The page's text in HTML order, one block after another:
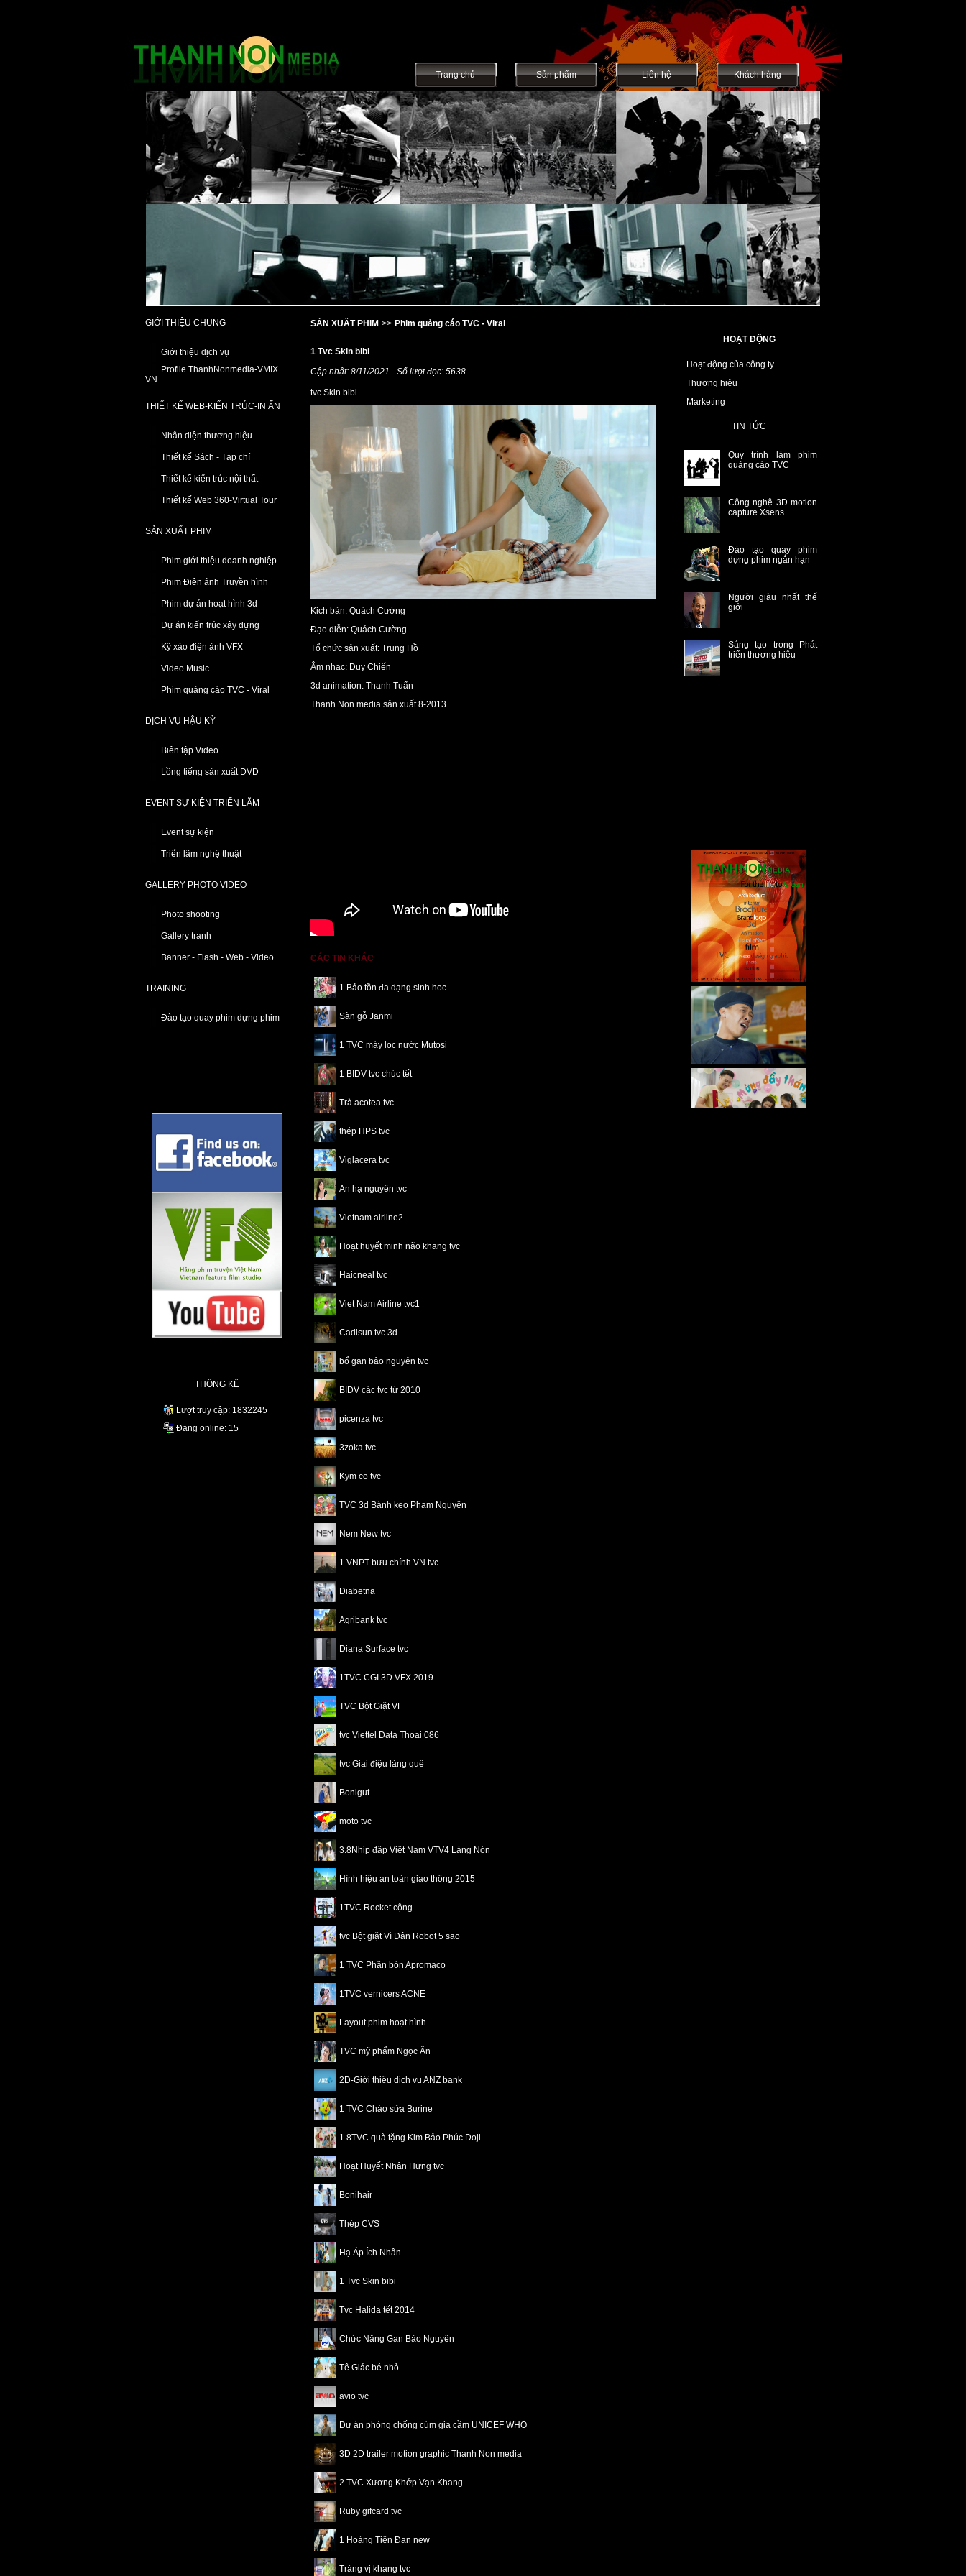
Trang chủ Sản phẩm Liên hệ Khách hàng
GIỚI THIỆU CHUNG
Giới thiệu dịch vụ
Profile ThanhNonmedia-VMIX
VN
THIẾT KẾ WEB-KIẾN TRÚC-IN ẤN
Nhận diện thương hiệu
Thiết kế Sách - Tạp chí
Thiết kế kiến trúc nội thất
Thiết kế Web 360-Virtual Tour
SẢN XUẤT PHIM
Phim giới thiệu doanh nghiệp
Phim Điện ảnh Truyền hình
Phim dự án hoạt hình 3d
Dự án kiến trúc xây dựng
Kỹ xảo điện ảnh VFX
Video Music
Phim quảng cáo TVC - Viral
DỊCH VỤ HẬU KỲ
Biên tập Video
Lồng tiếng sản xuất DVD
EVENT SỰ KIỆN TRIỂN LÃM
Event sự kiện
Triển lãm nghệ thuật
GALLERY PHOTO VIDEO
Photo shooting
Gallery tranh
Banner - Flash - Web - Video
TRAINING
Đào tạo quay phim dựng phim
THỐNG KÊ
Lượt truy cập: 1832245
Đang online: 15
SẢN XUẤT PHIM >> Phim quảng cáo TVC - Viral
1 Tvc Skin bibi
Cập nhật: 8/11/2021 - Số lượt đọc: 5638
tvc Skin bibi
Kịch bản: Quách Cường
Đạo diễn: Quách Cường
Tổ chức sản xuất: Trung Hồ
Âm nhạc: Duy Chiến
3d animation: Thanh Tuấn
Thanh Non media sản xuất 8-2013.
CÁC TIN KHÁC
1 Bảo tồn đa dạng sinh hoc
Sàn gỗ Janmi
1 TVC máy lọc nước Mutosi
1 BIDV tvc chúc tết
Trà acotea tvc
thép HPS tvc
Viglacera tvc
An hạ nguyên tvc
Vietnam airline2
Hoạt huyết minh não khang tvc
Haicneal tvc
Viet Nam Airline tvc1
Cadisun tvc 3d
bổ gan bảo nguyên tvc
BIDV các tvc từ 2010
picenza tvc
3zoka tvc
Kym co tvc
TVC 3d Bánh kẹo Phạm Nguyên
Nem New tvc
1 VNPT bưu chính VN tvc
Diabetna
Agribank tvc
Diana Surface tvc
1TVC CGI 3D VFX 2019
TVC Bột Giặt VF
tvc Viettel Data Thoại 086
tvc Giai điệu làng quê
Bonigut
moto tvc
3.8Nhịp đập Việt Nam VTV4 Làng Nón
Hình hiệu an toàn giao thông 2015
1TVC Rocket cộng
tvc Bột giặt Vì Dân Robot 5 sao
1 TVC Phân bón Apromaco
1TVC vernicers ACNE
Layout phim hoạt hình
TVC mỹ phẩm Ngọc Ân
2D-Giới thiệu dịch vụ ANZ bank
1 TVC Cháo sữa Burine
1.8TVC quà tặng Kim Bảo Phúc Doji
Hoạt Huyết Nhân Hưng tvc
Bonihair
Thép CVS
Hạ Áp Ích Nhân
1 Tvc Skin bibi
Tvc Halida tết 2014
Chức Năng Gan Bảo Nguyên
Tê Giác bé nhỏ
avio tvc
Dự án phòng chống cúm gia cầm UNICEF WHO
3D 2D trailer motion graphic Thanh Non media
2 TVC Xương Khớp Vạn Khang
Ruby gifcard tvc
1 Hoàng Tiên Đan new
Tràng vị khang tvc
HOẠT ĐỘNG
Hoạt động của công ty
Thương hiệu
Marketing
TIN TỨC
Quy trình làm phim
quảng cáo TVC
Công nghệ 3D motion
capture Xsens
Đào tạo quay phim
dựng phim ngắn hạn
Người giàu nhất thế
giới
Sáng tạo trong Phát
triển thương hiệu